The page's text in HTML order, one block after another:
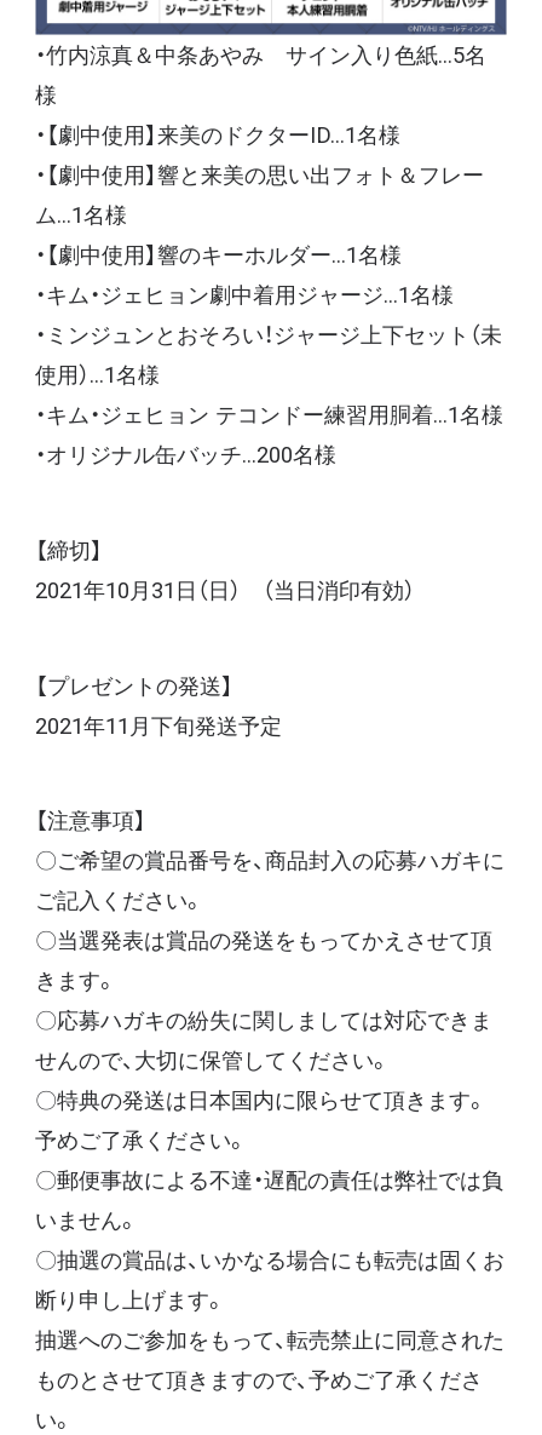
・竹内涼真＆中条あやみ サイン入り色紙…5名
様
・【劇中使用】来美のドクターID…1名様
・【劇中使用】響と来美の思い出フォト＆フレー
ム…1名様
・【劇中使用】響のキーホルダー…1名様
・キム・ジェヒョン劇中着用ジャージ…1名様
・ミンジュンとおそろい！ジャージ上下セット（未
使用）…1名様
・キム・ジェヒョン テコンドー練習用胴着…1名様
・オリジナル缶バッチ…200名様
【締切】
2021年10月31日（日） （当日消印有効）
【プレゼントの発送】
2021年11月下旬発送予定
【注意事項】
〇ご希望の賞品番号を、商品封入の応募ハガキに
ご記入ください。
〇当選発表は賞品の発送をもってかえさせて頂
きます。
〇応募ハガキの紛失に関しましては対応できま
せんので、大切に保管してください。
〇特典の発送は日本国内に限らせて頂きます。
予めご了承ください。
〇郵便事故による不達・遅配の責任は弊社では負
いません。
〇抽選の賞品は、いかなる場合にも転売は固くお
断り申し上げます。
抽選へのご参加をもって、転売禁止に同意された
ものとさせて頂きますので、予めご了承くださ
い。